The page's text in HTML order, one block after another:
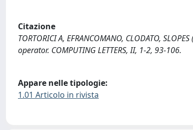
Citazione
TORTORICI A, EFRANCOMANO, CLODATO,
operator. COMPUTING LETTERS, II, 1-2, 93-106.
Appare nelle tipologie:
1.01 Articolo in rivista